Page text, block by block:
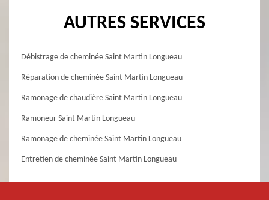
AUTRES SERVICES
Débistrage de cheminée Saint Martin Longueau
Réparation de cheminée Saint Martin Longueau
Ramonage de chaudière Saint Martin Longueau
Ramoneur Saint Martin Longueau
Ramonage de cheminée Saint Martin Longueau
Entretien de cheminée Saint Martin Longueau